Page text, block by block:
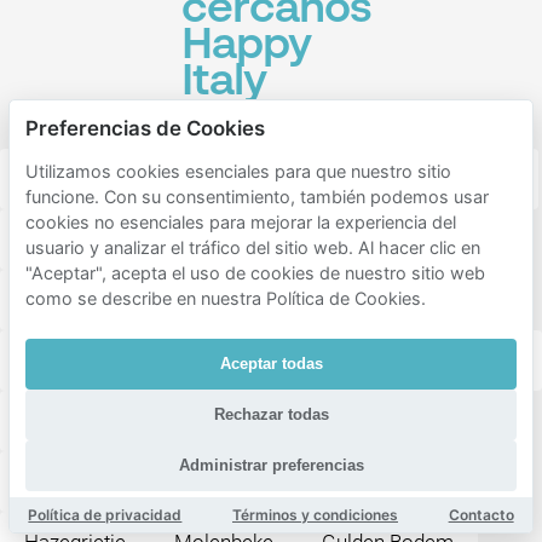
cercanos
Happy
Italy
Arnhem
Arnhem centrum Arnhem zuid Arnhem noord
Janssingel Utrechtsestraat Weverstraat
Markt Burgemeesterswijk Heijenoord
Graaf Ottoplein en omgeving
Bij de John Frostbrug
Onder de Linden
Preferencias de Cookies
Utilizamos cookies esenciales para que nuestro sitio
funcione. Con su consentimiento, también podemos usar
cookies no esenciales para mejorar la experiencia del
usuario y analizar el tráfico del sitio web. Al hacer clic en
"Aceptar", acepta el uso de cookies de nuestro sitio web
como se describe en nuestra Política de Cookies.
Aceptar todas
Rechazar todas
Administrar preferencias
Política de privacidad Términos y condiciones Contacto